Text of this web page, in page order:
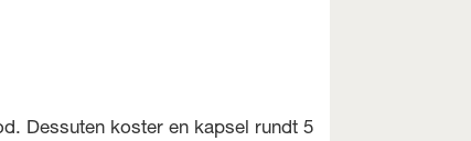
Dessuten koster en kapsel rundt 5